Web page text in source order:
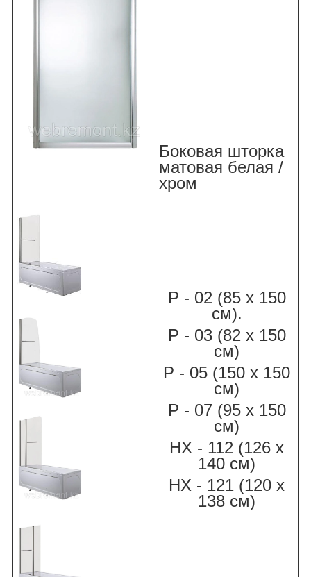
Боковая шторка
матовая белая /
хром
Р - 02 (85 х 150
см).
Р - 03 (82 х 150
см)
Р - 05 (150 х 150
см)
Р - 07 (95 х 150
см)
НХ - 112 (126 х
140 см)
НХ - 121 (120 х
138 см)